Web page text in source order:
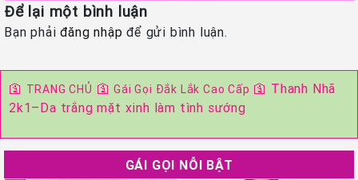
Để lại một bình luận
Bạn phảiđăng nhập để gửi bình luận.
🛐 TRANG CHỦ 🛐Gái Gọi Đắk Lắk Cao Cấp 🛐 Thanh Nhã
2k1–Da trắng mặt xinh làm tình sướng
GÁI GỌI NỖI BẬT